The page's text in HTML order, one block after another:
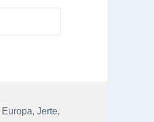
Europa,Jerte,